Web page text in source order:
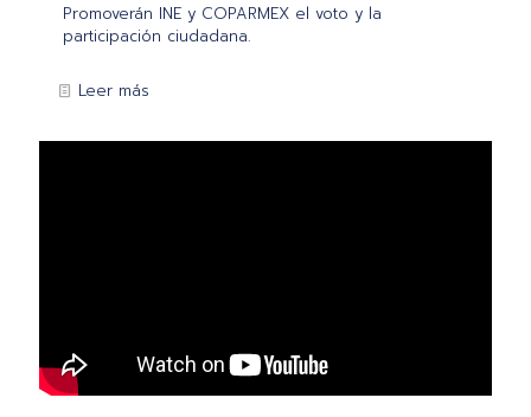
Promoverán INE y COPARMEX el voto y la
participación ciudadana.
Leer más